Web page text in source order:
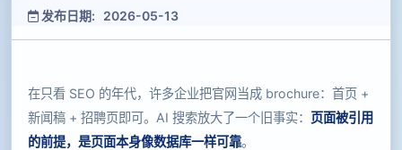
发布日期: 2026-05-13
在只看 SEO 的年代，许多企业把官网当成 brochure：首页 +
新闻稿 + 招聘页即可。AI 搜索放大了一个旧事实： 页面被引用
的前提，是页面本身像数据库一样可靠。